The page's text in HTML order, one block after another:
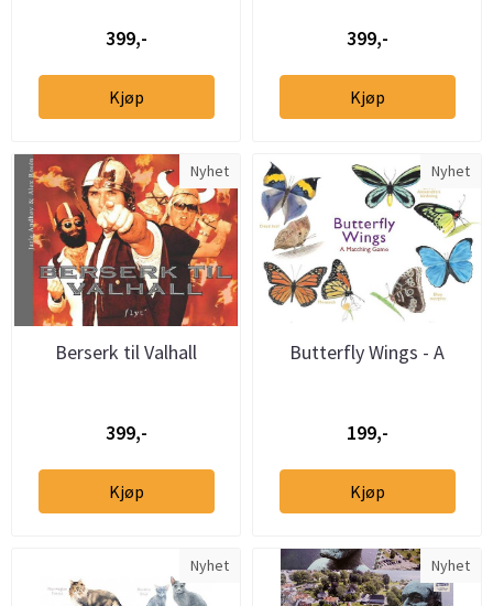
399,-
Kjøp
399,-
Kjøp
Nyhet
Berserk til Valhall
399,-
Kjøp
Nyhet
Butterfly Wings - A
199,-
Kjøp
Nyhet Nyhet